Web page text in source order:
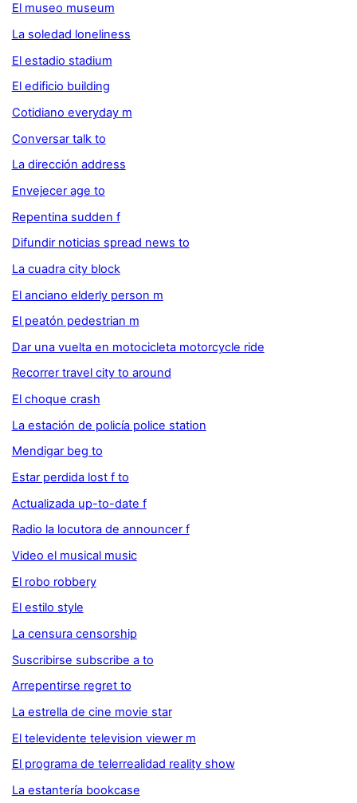
El museo museum
La soledad loneliness
El estadio stadium
El edificio building
Cotidiano everyday m
Conversar talk to
La dirección address
Envejecer age to
Repentina sudden f
Difundir noticias spread news to
La cuadra city block
El anciano elderly person m
El peatón pedestrian m
Dar una vuelta en motocicleta motorcycle ride
Recorrer travel city to around
El choque crash
La estación de policía police station
Mendigar beg to
Estar perdida lost f to
Actualizada up-to-date f
Radio la locutora de announcer f
Video el musical music
El robo robbery
El estilo style
La censura censorship
Suscribirse subscribe a to
Arrepentirse regret to
La estrella de cine movie star
El televidente television viewer m
El programa de telerrealidad reality show
La estantería bookcase